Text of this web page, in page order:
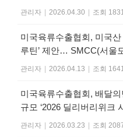
관리자 2026.04.30 조회
미국육류수출협회, 미국
루틴’ 제안… SMCC(서울
관리자 2026.04.13 조회
미국육류수출협회, 배달
규모 ‘2026 딜리버리위크
관리자 2026.03.23 조회